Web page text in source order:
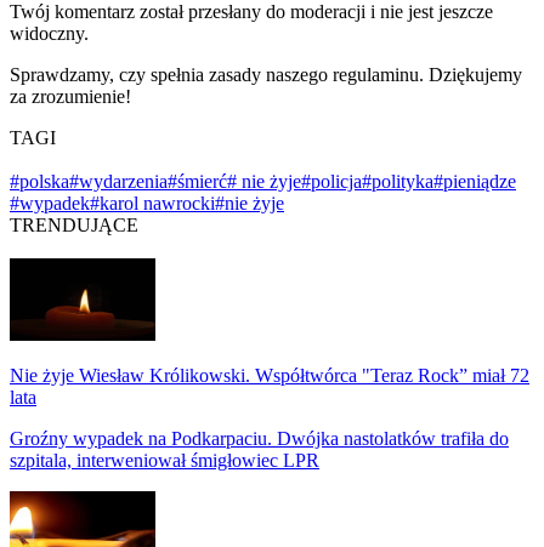
Twój komentarz został przesłany do moderacji i nie jest jeszcze
widoczny.
Sprawdzamy, czy spełnia zasady naszego regulaminu. Dziękujemy
za zrozumienie!
TAGI
#polska#wydarzenia#śmierć# nie żyje#policja#polityka#pieniądze
#wypadek#karol nawrocki#nie żyje
TRENDUJĄCE
Nie żyje Wiesław Królikowski. Współtwórca "Teraz Rock” miał 72
lata
Groźny wypadek na Podkarpaciu. Dwójka nastolatków trafiła do
szpitala, interweniował śmigłowiec LPR